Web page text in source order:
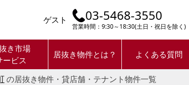
ゲスト 03-5468-3550
営業時間：9:30～18:30(土日・祝日を除く)
き市場
ービス
居抜き物件とは？ よくある質問
の居抜き物件・貸店舗・テナント物件一覧